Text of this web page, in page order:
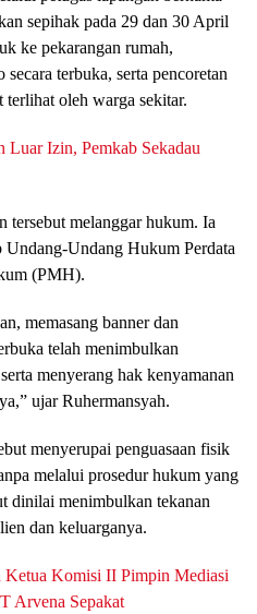
sepihak pada 29 dan 30 April
ke pekarangan rumah,
secara terbuka, serta pencoretan
oleh warga sekitar.
Luar Izin, Pemkab Sekadau
tersebut melanggar hukum. Ia
Undang Hukum Perdata
(PMH).
memasang banner dan
telah menimbulkan
menyerang hak kenyamanan
ujar Ruhermansyah.
menyerupai penguasaan fisik
melalui prosedur hukum yang
dinilai menimbulkan tekanan
dan keluarganya.
Ketua Komisi II Pimpin Mediasi
Arvena Sepakat